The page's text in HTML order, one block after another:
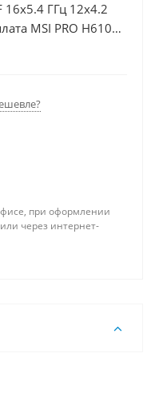
16x5.4 ГГц 12x4.2
MSI PRO H610M-
Память
при оформлении
через интернет-